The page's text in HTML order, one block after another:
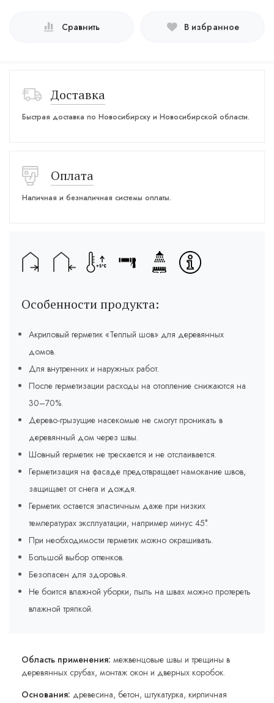
Сравнить В избранное
Доставка
Быстрая доставка по Новосибирску и Новосибирской области.
Оплата
Наличная и безналичная системы оплаты.
Особенности продукта:
Акриловый герметик «Теплый шов» для деревянных
домов.
Для внутренних и наружных работ.
После герметизации расходы на отопление снижаются на
30–70%.
Дерево-грызущие насекомые не смогут проникать в
деревянный дом через швы.
Шовный герметик не трескается и не отслаивается.
Герметизация на фасаде предотвращает намокание швов,
защищает от снега и дождя.
Герметик остается эластичным даже при низких
температурах эксплуатации, например минус 45°.
При необходимости герметик можно окрашивать.
Большой выбор оттенков.
Безопасен для здоровья.
Не боится влажной уборки, пыль на швах можно протереть
влажной тряпкой.
Область применения: межвенцовые швы и трещины в
деревянных срубах, монтаж окон и дверных коробок.
Основания: древесина, бетон, штукатурка, кирпичная